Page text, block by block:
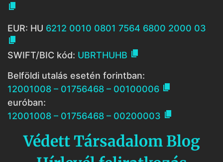

EUR: HU 6212 0010 0801 7564 6800 2000 03

SWIFT/BIC kód: UBRTHUHB 
Belföldi utalás esetén forintban:
12001008 – 01756468 – 00100006 
euróban:
12001008 – 01756468 – 00200003 
Védett Társadalom Blog